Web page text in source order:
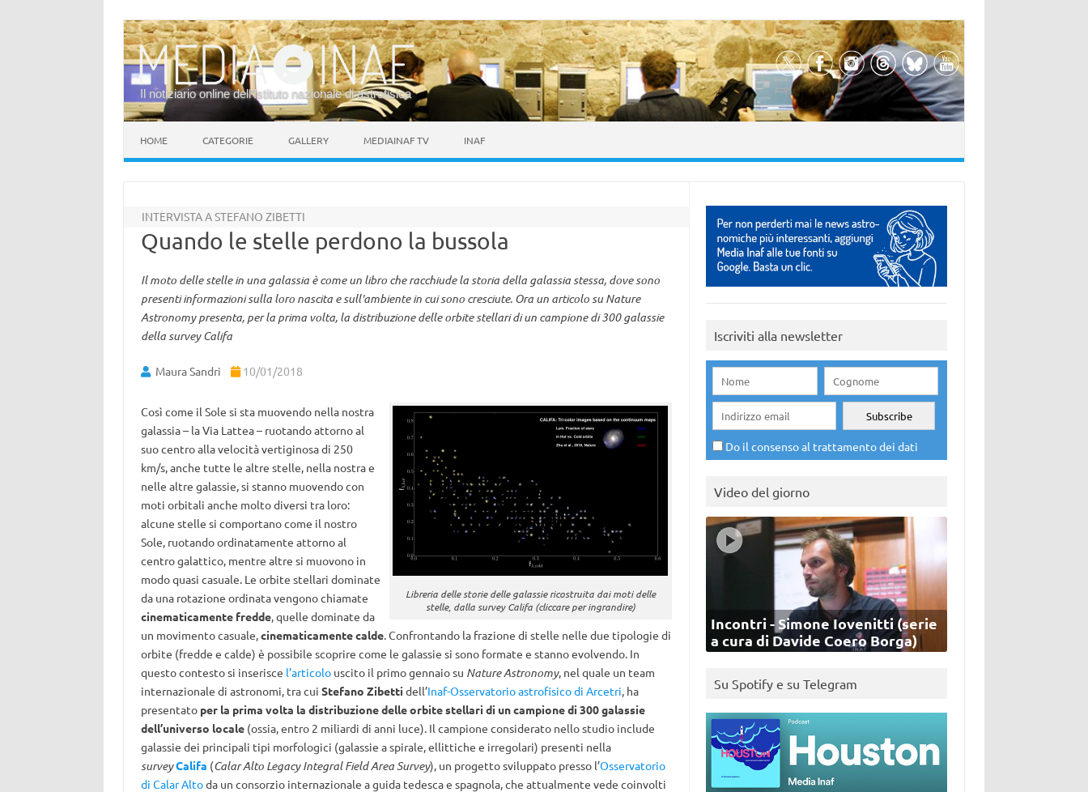
Il notiziario online dell’Istituto nazionale di astrofisica
HOME CATEGORIE GALLERY MEDIAINAF TV INAF
INTERVISTA A STEFANO ZIBETTI
Quando le stelle perdono la bussola
Il moto delle stelle in una galassia è come un libro che racchiude la storia della galassia stessa, dove sono
presenti informazioni sulla loro nascita e sull'ambiente in cui sono cresciute. Ora un articolo su Nature
Astronomy presenta, per la prima volta, la distribuzione delle orbite stellari di un campione di 300 galassie
della survey Califa
Maura Sandri 10/01/2018
Libreria delle storie delle galassie ricostruita dai moti delle
stelle, dalla survey Califa (cliccare per ingrandire)
Così come il Sole si sta muovendo nella nostra
galassia – la Via Lattea – ruotando attorno al
suo centro alla velocità vertiginosa di 250
km/s, anche tutte le altre stelle, nella nostra e
nelle altre galassie, si stanno muovendo con
moti orbitali anche molto diversi tra loro:
alcune stelle si comportano come il nostro
Sole, ruotando ordinatamente attorno al
centro galattico, mentre altre si muovono in
modo quasi casuale. Le orbite stellari dominate
da una rotazione ordinata vengono chiamate
cinematicamente fredde, quelle dominate da
un movimento casuale,cinematicamente calde. Confrontando la frazione di stelle nelle due tipologie di
orbite (fredde e calde) è possibile scoprire come le galassie si sono formate e stanno evolvendo. In
questo contesto si inserisce l’articolouscito il primo gennaio su Nature Astronomy, nel quale un team
internazionale di astronomi, tra cui Stefano Zibetti dell’Inaf-Osservatorio astrofisico di Arcetri, ha
presentato per la prima volta la distribuzione delle orbite stellari di un campione di 300 galassie
dell’universo locale(ossia, entro 2 miliardi di anni luce). Il campione considerato nello studio include
galassie dei principali tipi morfologici (galassie a spirale, ellittiche e irregolari) presenti nella
surveyCalifa (Calar Alto Legacy Integral Field Area Survey), un progetto sviluppato presso l’Osservatorio
di Calar Altoda un consorzio internazionale a guida tedesca e spagnola, che attualmente vede coinvolti
Iscriviti alla newsletter
Do il consenso al trattamento dei dati
Video del giorno
Incontri - Simone Iovenitti (serie
a cura di Davide Coero Borga)
Su Spotify e su Telegram